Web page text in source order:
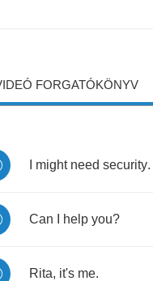
FORGATÓKÖNYV
might need security.
Can help you?
Rita, it's me.